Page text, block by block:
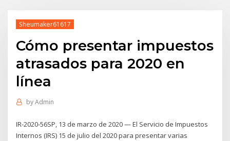
Sheumaker61617
Cómo presentar impuestos
atrasados ​​para 2020 en
línea
byAdmin
IR-2020-56SP, 13 de marzo de 2020 — El Servicio de Impuestos
Internos (IRS) 15 de julio del 2020 para presentar varias